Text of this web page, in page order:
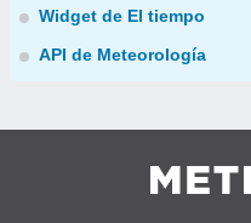
Widget de El tiempo
API de Meteorología